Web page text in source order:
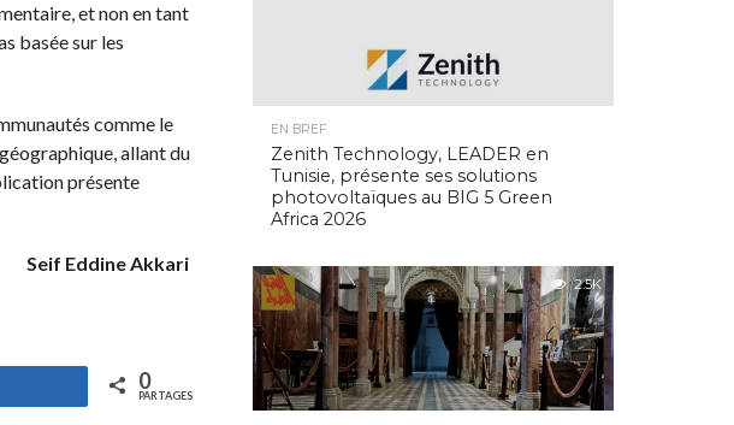
et non en tant
basée sur les
comme le
allant du
présente
Seif Eddine Akkari
0
PARTAGES
EN BREF
Zenith Technology, LEADER en
Tunisie, présente ses solutions
photovoltaïques au BIG 5 Green
Africa 2026
2.5K